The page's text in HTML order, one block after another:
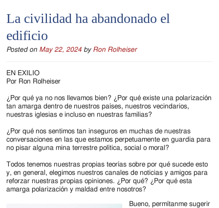
Serving
Catholics
of
the
Diocese
of
Jackson
Since
1954
La civilidad ha abandonado el
edificio
Posted on May 22, 2024 by Ron Rolheiser
EN EXILIO
Por Ron Rolheiser
¿Por qué ya no nos llevamos bien? ¿Por qué existe una polarización
tan amarga dentro de nuestros países, nuestros vecindarios,
nuestras iglesias e incluso en nuestras familias?
¿Por qué nos sentimos tan inseguros en muchas de nuestras
conversaciones en las que estamos perpetuamente en guardia para
no pisar alguna mina terrestre política, social o moral?
Todos tenemos nuestras propias teorías sobre por qué sucede esto
y, en general, elegimos nuestros canales de noticias y amigos para
reforzar nuestras propias opiniones. ¿Por qué? ¿Por qué esta
amarga polarización y maldad entre nosotros?
Bueno, permítanme sugerir